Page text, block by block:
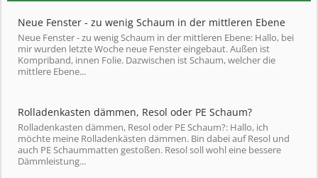
Neue Fenster - zu wenig Schaum in der mittleren Ebene
Neue Fenster - zu wenig Schaum in der mittleren Ebene: Hallo, bei
mir wurden letzte Woche neue Fenster eingebaut. Außen ist
Kompriband, innen Folie. Dazwischen ist Schaum, welcher die
mittlere Ebene...
Rolladenkasten dämmen, Resol oder PE Schaum?
Rolladenkasten dämmen, Resol oder PE Schaum?: Hallo, ich
möchte meine Rolladenkästen dämmen. Bin dabei auf Resol und
auch PE Schaummatten gestoßen. Resol soll wohl eine bessere
Dämmleistung...